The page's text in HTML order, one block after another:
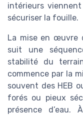
intérieurs
sécuriser la fouille.
La mise en œuvre
suit une
stabilité du
commence par la
souvent des HEB
forés ou pieux
présence d’eau.